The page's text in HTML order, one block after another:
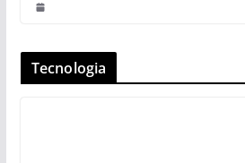
Tecnologia